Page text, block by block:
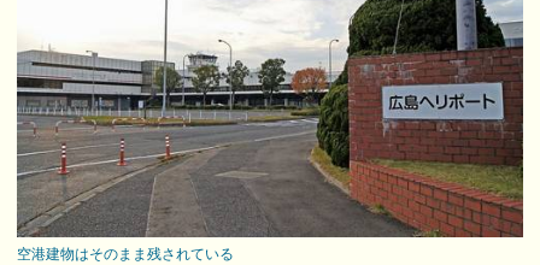
空港建物はそのまま残されている